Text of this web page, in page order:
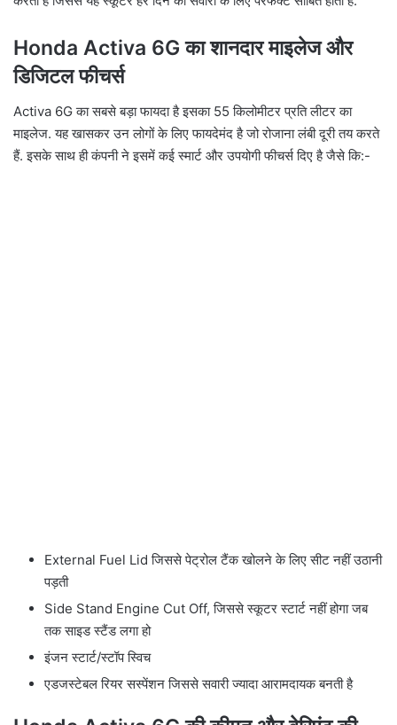
Honda Activa 6G का शानदार माइलेज और
डिजिटल फीचर्स
Activa 6G का सबसे बड़ा फायदा है इसका 55 किलोमीटर प्रति लीटर का
माइलेज. यह खासकर उन लोगों के लिए फायदेमंद है जो रोजाना लंबी दूरी तय करते
हैं. इसके साथ ही कंपनी ने इसमें कई स्मार्ट और उपयोगी फीचर्स दिए है जैसे कि:-
External Fuel Lid जिससे पेट्रोल टैंक खोलने के लिए सीट नहीं उठानी
पड़ती
Side Stand Engine Cut Off, जिससे स्कूटर स्टार्ट नहीं होगा जब
तक साइड स्टैंड लगा हो
इंजन स्टार्ट/स्टॉप स्विच
एडजस्टेबल रियर सस्पेंशन जिससे सवारी ज्यादा आरामदायक बनती है